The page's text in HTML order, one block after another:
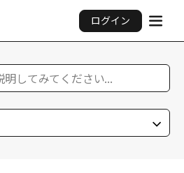
ログイン
してみてください...